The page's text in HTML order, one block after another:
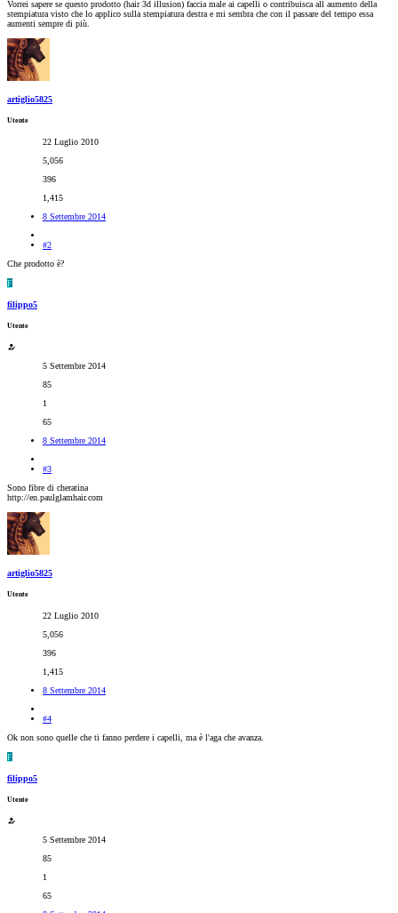
Vorrei sapere se questo prodotto (hair 3d illusion) faccia male ai capelli o contribuisca all aumento della
stempiatura visto che lo applico sulla stempiatura destra e mi sembra che con il passare del tempo essa
aumenti sempre di più.
artiglio5825
Utente
22 Luglio 2010
5,056
396
1,415
8 Settembre 2014
#2
Che prodotto è?
F
filippo5
Utente
5 Settembre 2014
85
1
65
8 Settembre 2014
#3
Sono fibre di cheratina
http://en.paulglamhair.com
artiglio5825
Utente
22 Luglio 2010
5,056
396
1,415
8 Settembre 2014
#4
Ok non sono quelle che ti fanno perdere i capelli, ma è l'aga che avanza.
F
filippo5
Utente
5 Settembre 2014
85
1
65